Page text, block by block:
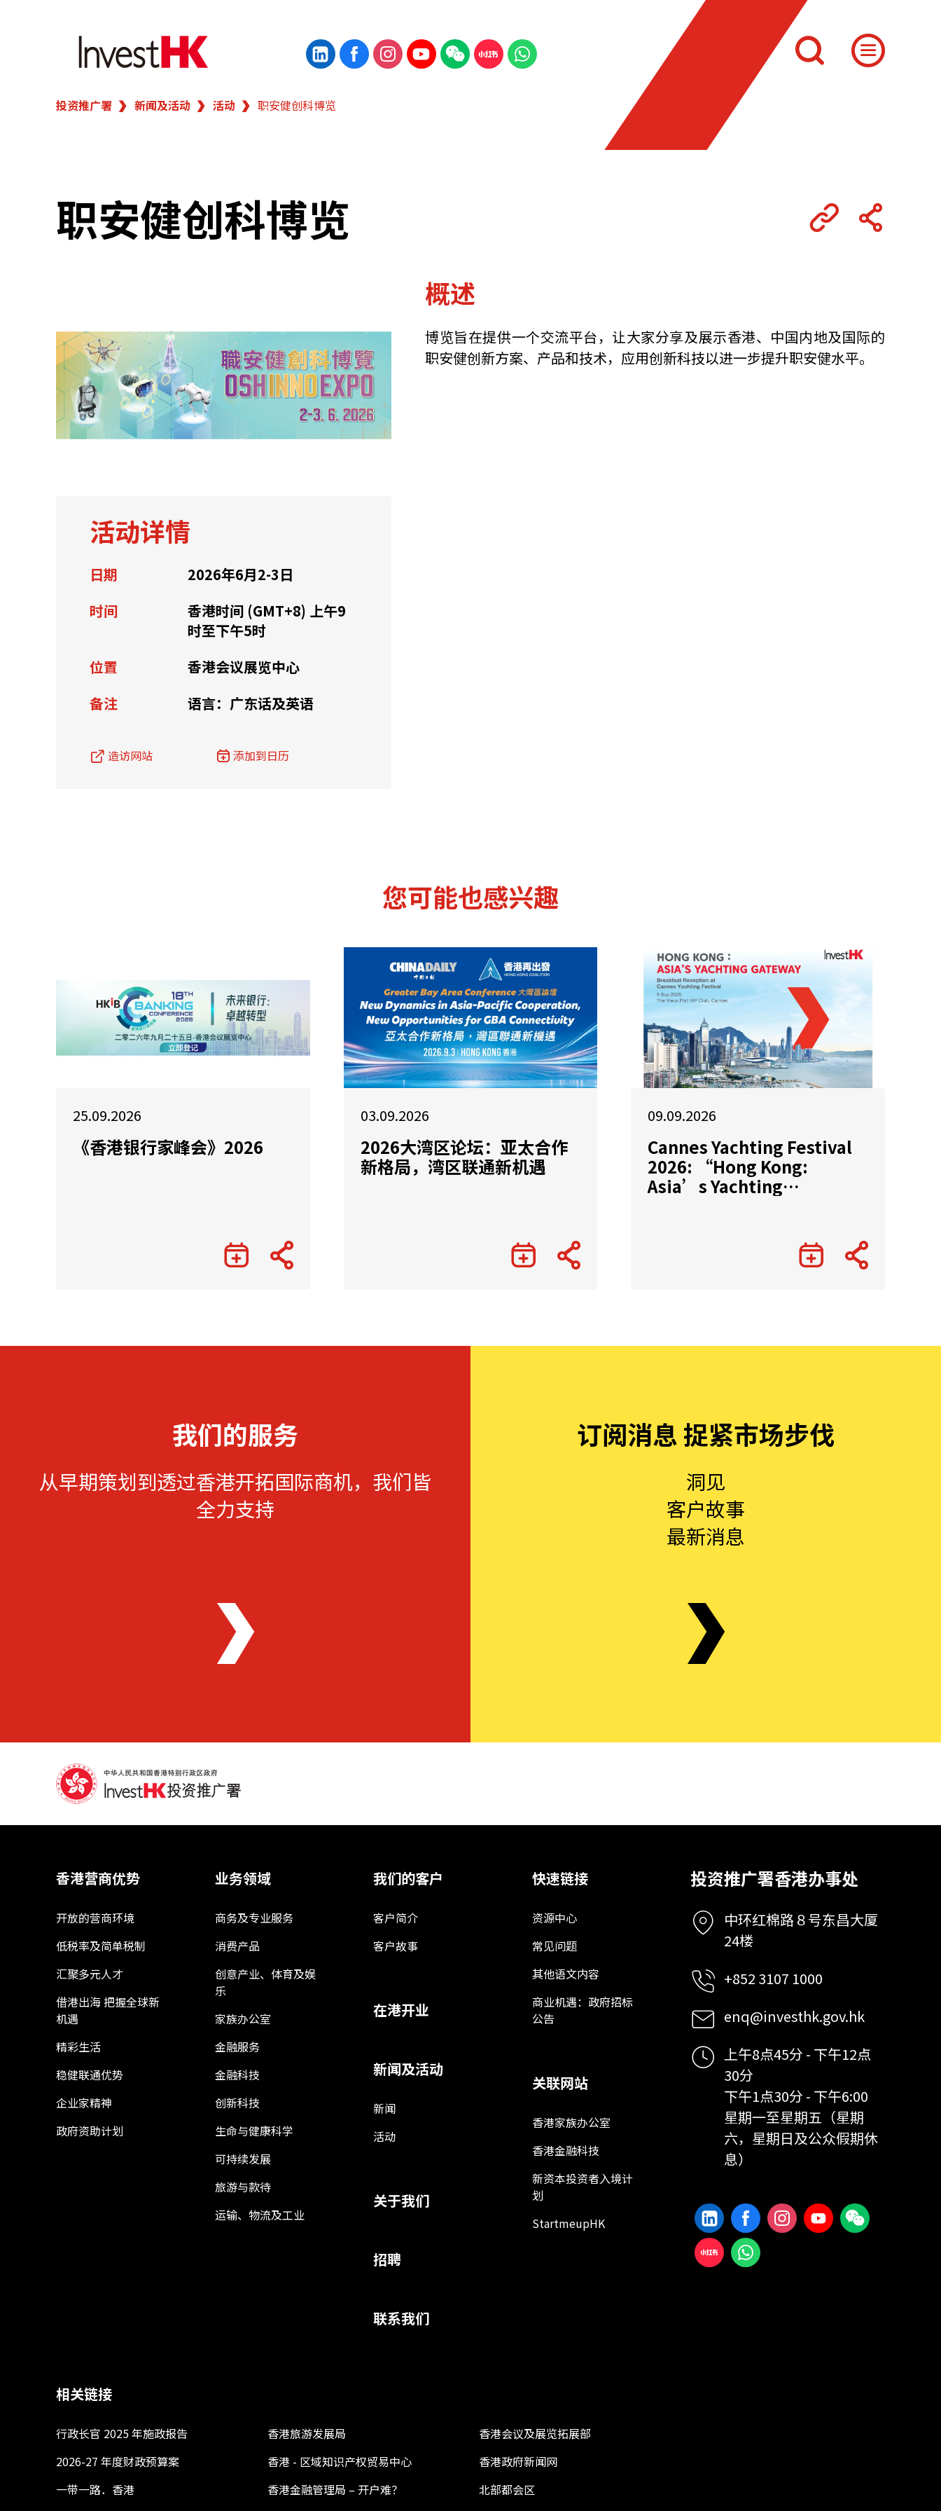
繁 简
新闻及活动
关于我们
联系我们
快速链接
资源中心 常见问题 商业机遇：政府招标公告
投资推广署 新闻及活动 活动 职安健创科博览
职安健创科博览
活动详情
日期
2026年6月2-3日
时间
香港时间 (GMT+8) 上午9
时至下午5时
位置
香港会议展览中心
备注
语言：广东话及英语
造访网站 添加到日历
概述
博览旨在提供一个交流平台，让大家分享及展示香港、中国内地及国际的
职安健创新方案、产品和技术，应用创新科技以进一步提升职安健水平。
您可能也感兴趣
25.09.2026
《香港银行家峰会》2026
03.09.2026
2026大湾区论坛：亚太合作
新格局，湾区联通新机遇
09.09.2026
Cannes Yachting Festival
2026: “Hong Kong:
Asia’s Yachting
我们的服务
从早期策划到透过香港开拓国际商机，我们皆
全力支持
订阅消息 捉紧市场步伐
洞见
客户故事
最新消息
香港营商优势
开放的营商环境
低税率及简单税制
汇聚多元人才
借港出海 把握全球新
机遇
精彩生活
稳健联通优势
企业家精神
政府资助计划
业务领域
商务及专业服务
消费产品
创意产业、体育及娱
乐
家族办公室
金融服务
金融科技
创新科技
生命与健康科学
可持续发展
旅游与款待
运输、物流及工业
我们的客户
客户简介
客户故事
在港开业
新闻及活动
新闻
活动
关于我们
招聘
联系我们
快速链接
资源中心
常见问题
其他语文内容
商业机遇：政府招标
公告
关联网站
香港家族办公室
香港金融科技
新资本投资者入境计
划
StartmeupHK
相关链接
行政长官 2025 年施政报告
2026-27 年度财政预算案
一带一路．香港
香港旅游发展局
香港 - 区域知识产权贸易中心
香港金融管理局 – 开户难？
香港会议及展览拓展部
香港政府新闻网
北部都会区
投资推广署香港办事处
中环红棉路８号东昌大厦
24楼
+852 3107 1000
enq@investhk.gov.hk
上午8点45分 - 下午12点
30分
下午1点30分 - 下午6:00
星期一至星期五（星期
六，星期日及公众假期休
息）